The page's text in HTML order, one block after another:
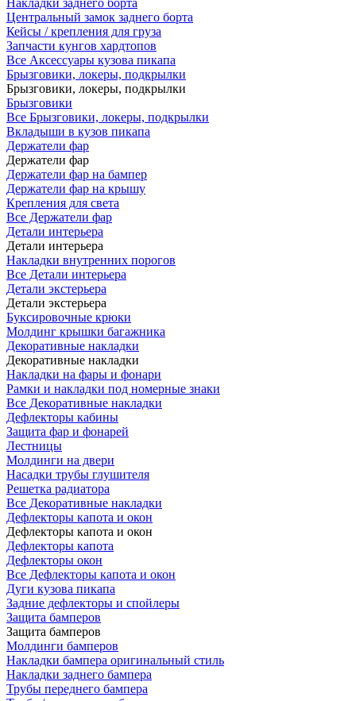
Накладки заднего борта
Центральный замок заднего борта
Кейсы / крепления для груза
Запчасти кунгов хардтопов
Все Аксессуары кузова пикапа
Брызговики, локеры, подкрылки
Брызговики, локеры, подкрылки
Брызговики
Все Брызговики, локеры, подкрылки
Вкладыши в кузов пикапа
Держатели фар
Держатели фар
Держатели фар на бампер
Держатели фар на крышу
Крепления для света
Все Держатели фар
Детали интерьера
Детали интерьера
Накладки внутренних порогов
Все Детали интерьера
Детали экстерьера
Детали экстерьера
Буксировочные крюки
Молдинг крышки багажника
Декоративные накладки
Декоративные накладки
Накладки на фары и фонари
Рамки и накладки под номерные знаки
Все Декоративные накладки
Дефлекторы кабины
Защита фар и фонарей
Лестницы
Молдинги на двери
Насадки трубы глушителя
Решетка радиатора
Все Декоративные накладки
Дефлекторы капота и окон
Дефлекторы капота и окон
Дефлекторы капота
Дефлекторы окон
Все Дефлекторы капота и окон
Дуги кузова пикапа
Задние дефлекторы и спойлеры
Защита бамперов
Защита бамперов
Молдинги бамперов
Накладки бампера оригинальный стиль
Накладки заднего бампера
Трубы переднего бампера